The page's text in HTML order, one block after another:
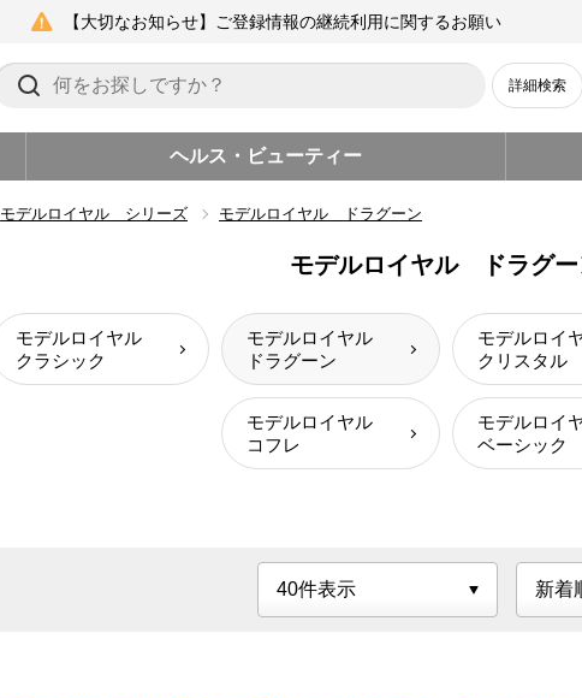
【大切なお知らせ】ご登録情報の継続利用に関するお願い
詳細検索
ヘルス・ビューティー
モデルロイヤル シリーズ モデルロイヤル ドラグーン
モデルロイヤル ドラグー
モデルロイヤル
クラシック
モデルロイヤル
ドラグーン
モデルロイ
クリスタル
モデルロイヤル
コフレ
モデルロイ
ベーシック